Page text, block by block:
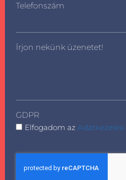
Telefonszám
Írjon nekünk üzenetet!
GDPR
Elfogadom az